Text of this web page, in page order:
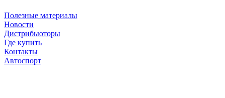
Полезные материалы
Новости
Дистрибьюторы
Где купить
Контакты
Автоспорт